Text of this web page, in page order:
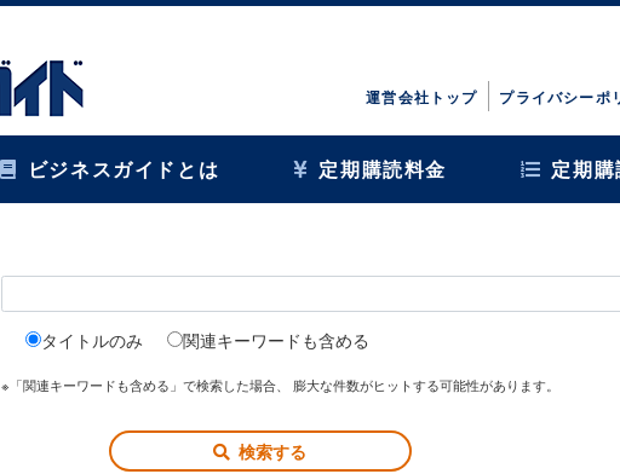
運営会社トップ プライバシーポ
ビジネスガイドとは 定期購読料金 定期
タイトルのみ 関連キーワードも含める
※「関連キーワードも含める」で検索した場合、 膨大な件数がヒットする可能性があります。
検索する